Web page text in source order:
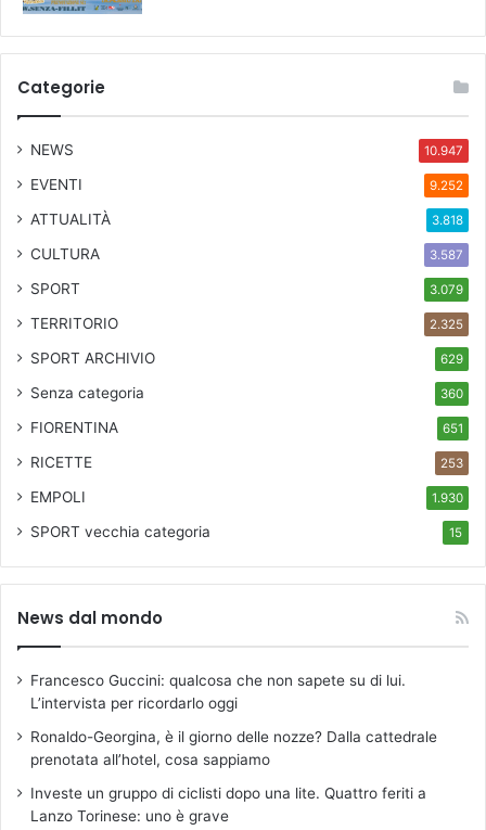
Categorie
NEWS 10.947
EVENTI 9.252
ATTUALITÀ 3.818
CULTURA 3.587
SPORT 3.079
TERRITORIO 2.325
SPORT ARCHIVIO 629
Senza categoria 360
FIORENTINA 651
RICETTE 253
EMPOLI 1.930
SPORT vecchia categoria 15
News dal mondo
Francesco Guccini: qualcosa che non sapete su di lui.
L’intervista per ricordarlo oggi
Ronaldo-Georgina, è il giorno delle nozze? Dalla cattedrale
prenotata all’hotel, cosa sappiamo
Investe un gruppo di ciclisti dopo una lite. Quattro feriti a
Lanzo Torinese: uno è grave